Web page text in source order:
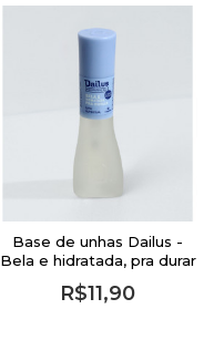
Base de unhas Dailus -
Bela e hidratada, pra durar
R$11,90